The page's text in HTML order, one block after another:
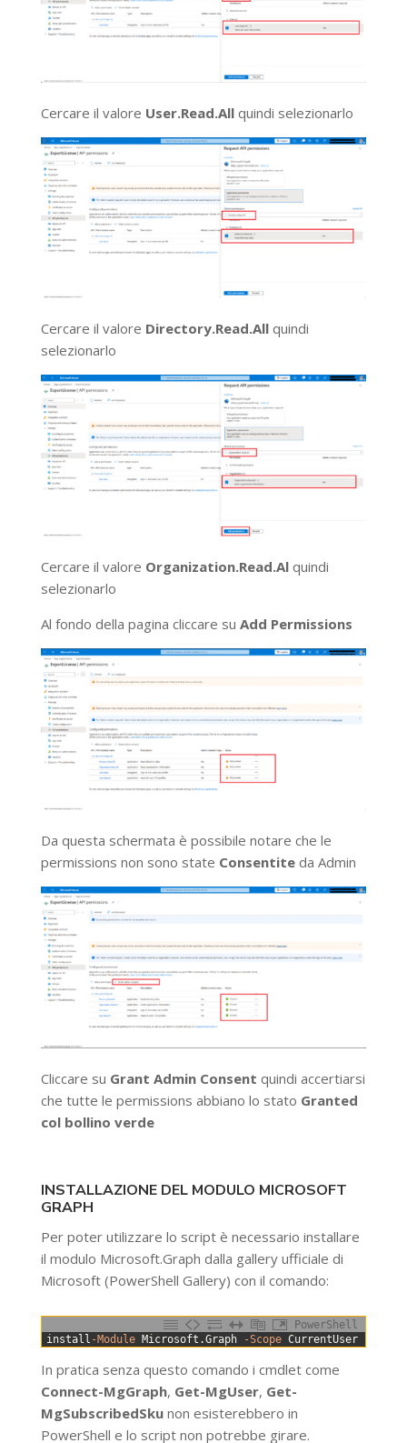
Cercare il valore User.Read.Allquindi selezionarlo
Cercare il valore Directory.Read.Allquindi
selezionarlo
Cercare il valore Organization.Read.Alquindi
selezionarlo
Al fondo della pagina cliccare su Add Permissions
Da questa schermata è possibile notare che le
permissions non sono state Consentiteda Admin
Cliccare su Grant Admin Consent quindi accertiarsi
che tutte le permissions abbiano lo stato Granted
col bollino verde
INSTALLAZIONE DEL MODULO MICROSOFT
GRAPH
Per poter utilizzare lo script è necessario installare
il modulo Microsoft.Graph dalla gallery ufficiale di
Microsoft (PowerShell Gallery) con il comando:
PowerShell
install -Module Microsoft .Graph -Scope CurrentUser
In pratica senza questo comando i cmdlet come
Connect-MgGraph, Get-MgUser, Get-
MgSubscribedSkunon esisterebbero in
PowerShell e lo script non potrebbe girare.